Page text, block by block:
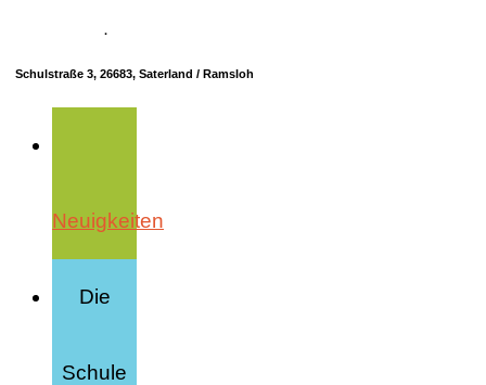
·
Schulstraße 3, 26683, Saterland / Ramsloh
Neuigkeiten
Die
Schule